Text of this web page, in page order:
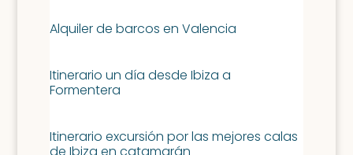
Alquiler de barcos en Valencia
Itinerario un día desde Ibiza a
Formentera
Itinerario excursión por las mejores calas
de Ibiza en catamarán